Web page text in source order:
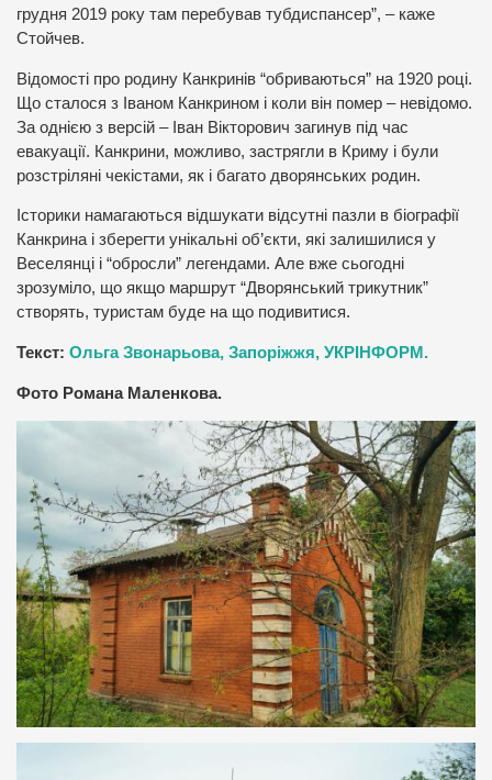
грудня 2019 року там перебував тубдиспансер”, – каже
Стойчев.
Відомості про родину Канкринів “обриваються” на 1920 році.
Що сталося з Іваном Канкрином і коли він помер – невідомо.
За однією з версій – Іван Вікторович загинув під час
евакуації. Канкрини, можливо, застрягли в Криму і були
розстріляні чекістами, як і багато дворянських родин.
Історики намагаються відшукати відсутні пазли в біографії
Канкрина і зберегти унікальні об’єкти, які залишилися у
Веселянці і “обросли” легендами. Але вже сьогодні
зрозуміло, що якщо маршрут “Дворянський трикутник”
створять, туристам буде на що подивитися.
Текст: Ольга Звонарьова, Запоріжжя, УКРІНФОРМ.
Фото Романа Маленкова.